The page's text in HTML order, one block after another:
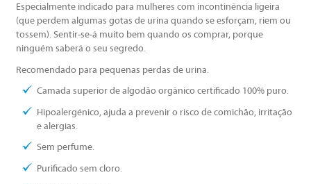
Especialmente indicado para mulheres com incontinência ligeira
(que perdem algumas gotas de urina quando se esforçam, riem ou
tossem). Sentir-se-á muito bem quando os comprar, porque
ninguém saberá o seu segredo.
Recomendado para pequenas perdas de urina.
Camada superior de algodão orgânico certificado 100% puro.
Hipoalergénico, ajuda a prevenir o risco de comichão, irritação
e alergias.
Sem perfume.
Purificado sem cloro.